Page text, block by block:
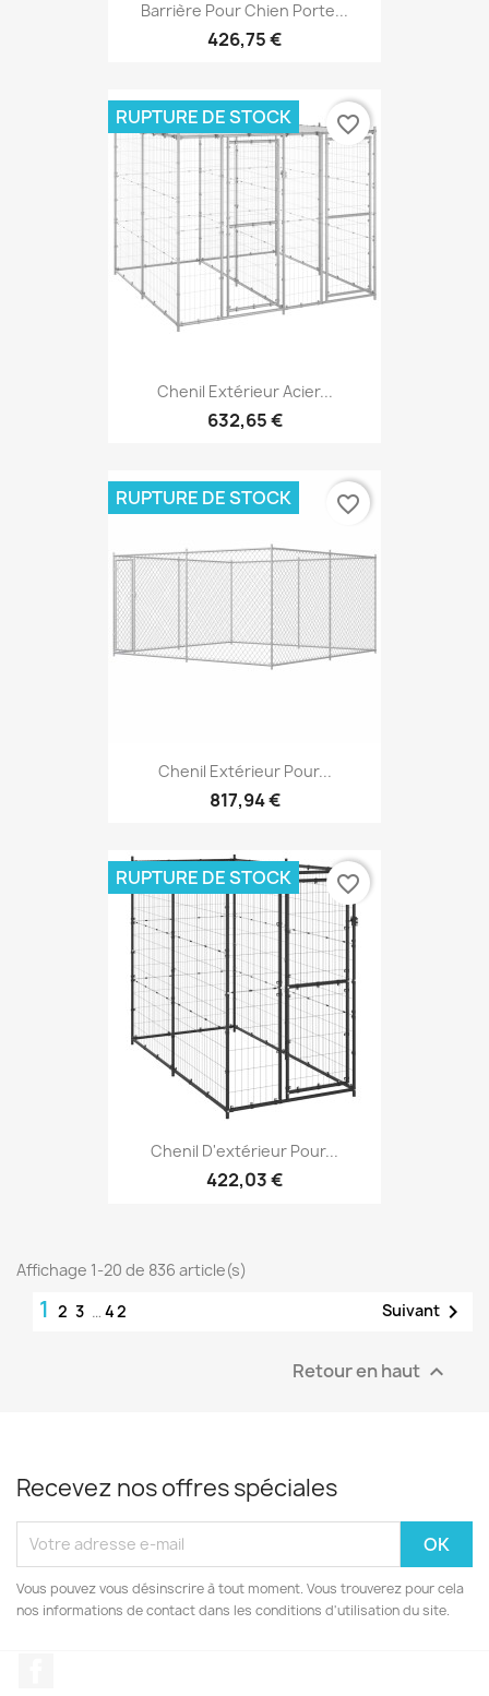
Barrière Pour Chien Porte...
426,75 €
Chenil Extérieur Acier...
632,65 €
RUPTURE DE STOCK favorite_border
Chenil Extérieur Pour...
817,94 €
RUPTURE DE STOCK favorite_border
Chenil D'extérieur Pour...
422,03 €
RUPTURE DE STOCK favorite_border
Affichage 1-20 de 836 article(s)
1 2 3 … 42 Suivant 
Retour en haut 
Recevez nos offres spéciales
Vous pouvez vous désinscrire à tout moment. Vous trouverez pour cela
nos informations de contact dans les conditions d'utilisation du site.